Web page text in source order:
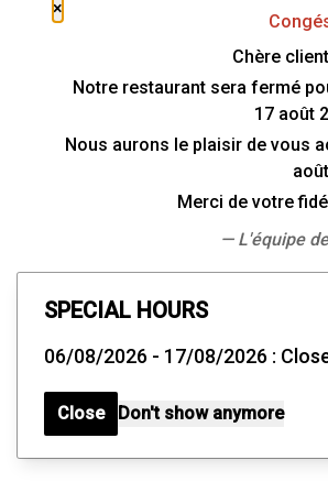
SPECIAL HOURS
06/08/2026 - 17/08/2026 :
Close Don't show anymore
×
Chère
Notre restaurant sera fermé
17 août
Nous aurons le plaisir de vous
Merci de votre
— L'équipe